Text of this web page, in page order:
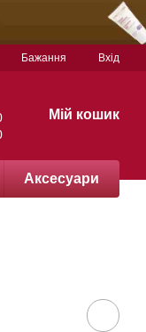
Бажання Вхід
Мій кошик
Аксесуари